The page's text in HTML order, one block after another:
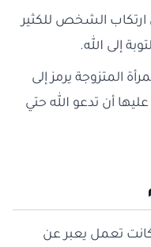
ارتكاب الشخص للكثير
إلى الله.
المتزوجة يرمز إلى
أن تدعو الله حتي
كانت تعمل يعبر عن